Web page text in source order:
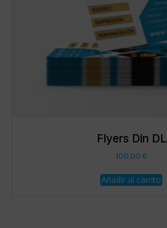
Flyers Din DL
100,00 €
Añadir al carrito